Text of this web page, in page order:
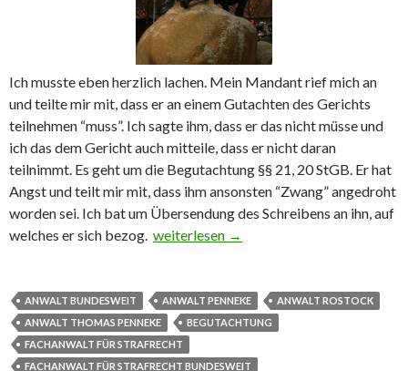
Ich musste eben herzlich lachen. Mein Mandant rief mich an
und teilte mir mit, dass er an einem Gutachten des Gerichts
teilnehmen “muss”. Ich sagte ihm, dass er das nicht müsse und
ich das dem Gericht auch mitteile, dass er nicht daran
teilnimmt. Es geht um die Begutachtung §§ 21, 20 StGB. Er hat
Angst und teilt mir mit, dass ihm ansonsten “Zwang” angedroht
worden sei. Ich bat um Übersendung des Schreibens an ihn, auf
welches er sich bezog. Bitte oder Vorführung?
weiterlesen →
ANWALT BUNDESWEIT ANWALT PENNEKE
ANWALT ROSTOCK
ANWALT THOMAS PENNEKE
BEGUTACHTUNG
FACHANWALT FÜR STRAFRECHT
FACHANWALT FÜR STRAFRECHT BUNDESWEIT